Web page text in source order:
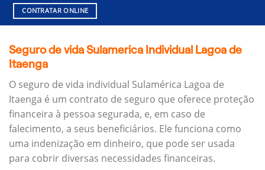
CONTRATAR ONLINE
Seguro de vida Sulamerica Individual Lagoa de
Itaenga
O seguro de vida individual Sulamérica Lagoa de
Itaenga é um contrato de seguro que oferece proteção
financeira à pessoa segurada, e, em caso de
falecimento, a seus beneficiários. Ele funciona como
uma indenização em dinheiro, que pode ser usada
para cobrir diversas necessidades financeiras.